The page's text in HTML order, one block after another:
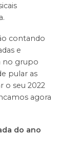
contando
e
no grupo
pular as
o seu 2022
agora
do ano